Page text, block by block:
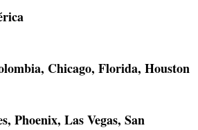
Chicago, Florida, Houston
Phoenix, Las Vegas, San